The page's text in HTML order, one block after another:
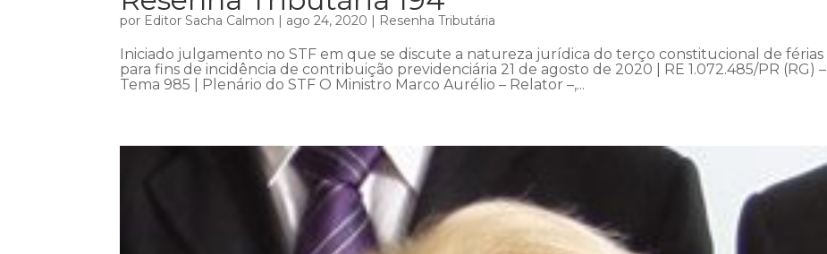
por Editor Sacha Calmon | ago 24, 2020 | Resenha Tributária
Iniciado julgamento no STF em que se discute a natureza jurídica do terço constitucional de férias
para fins de incidência de contribuição previdenciária 21 de agosto de 2020 | RE 1.072.485/PR (RG) –
Tema 985 | Plenário do STF O Ministro Marco Aurélio – Relator –,...